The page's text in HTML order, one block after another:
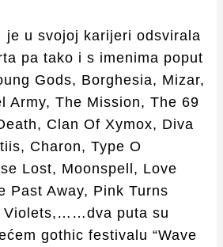
je u svojoj karijeri odsvirala
pa tako i s imenima poput
Gods, Borghesia, Mizar,
Army, The Mission, The 69
Clan Of Xymox, Diva
Charon, Type O
Lost, Moonspell, Love
Past Away, Pink Turns
Violets,……dva puta su
gothic festivalu “Wave